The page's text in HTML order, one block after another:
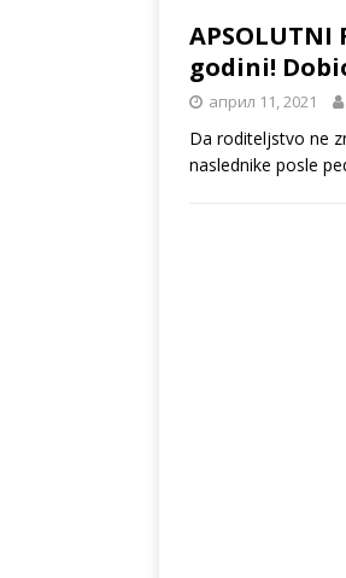
APSOLUTNI
godini!
април 11, 2021
Da roditeljstvo ne
naslednike posle